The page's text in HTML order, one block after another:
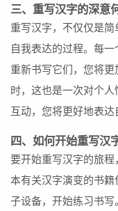
三、重写汉字的深意
重写汉字，不仅仅是
自我表达的过程。每
重新书写它们，您将
时，这也是一次对个
互动，您将更好地表达
四、如何开始重写汉
要开始重写汉字的旅
本有关汉字演变的书
子设备，开始练习书